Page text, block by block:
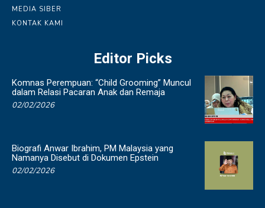
MEDIA SIBER
KONTAK KAMI
Editor Picks
Komnas Perempuan: “Child Grooming” Muncul
dalam Relasi Pacaran Anak dan Remaja
02/02/2026
Biografi Anwar Ibrahim, PM Malaysia yang
Namanya Disebut di Dokumen Epstein
02/02/2026